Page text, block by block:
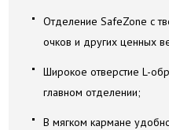
Отделение SafeZone с
очков и других ценных
Широкое отверстие L-
главном отделении;
В мягком кармане